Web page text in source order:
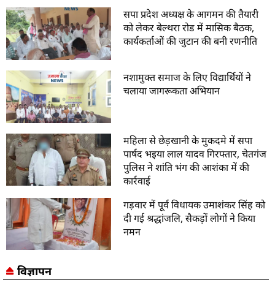
सपा प्रदेश अध्यक्ष के आगमन की तैयारी
को लेकर बेल्थरा रोड में मासिक बैठक,
कार्यकर्ताओं की जुटान की बनी रणनीति
नशामुक्त समाज के लिए विद्यार्थियों ने
चलाया जागरूकता अभियान
महिला से छेड़खानी के मुकदमे में सपा
पार्षद भइया लाल यादव गिरफ्तार, चेतगंज
पुलिस ने शांति भंग की आशंका में की
कार्रवाई
गड़वार में पूर्व विधायक उमाशंकर सिंह को
दी गई श्रद्धांजलि, सैकड़ों लोगों ने किया
नमन
विज्ञापन